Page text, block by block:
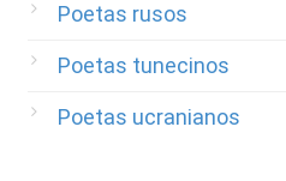
Poetas rusos
Poetas tunecinos
Poetas ucranianos